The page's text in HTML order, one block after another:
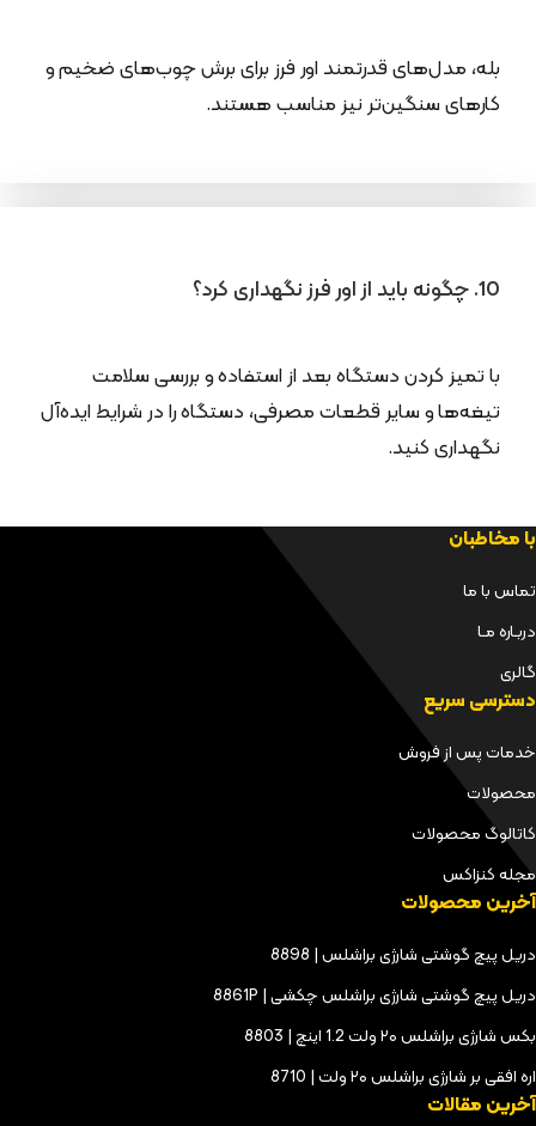
بله، مدل‌های قدرتمند اور فرز برای برش چوب‌های ضخیم و
کارهای سنگین‌تر نیز مناسب هستند.
10. چگونه باید از اور فرز نگهداری کرد؟
با تمیز کردن دستگاه بعد از استفاده و بررسی سلامت
تیغه‌ها و سایر قطعات مصرفی، دستگاه را در شرایط ایده‌آل
نگهداری کنید.
با مخاطبان
تماس با ما
دربـاره مـا
گالری
دسترسی سریع
خدمات پس از فروش
محصولات
کاتالوگ محصولات
مجله کنزاکس
آخرین محصولات
دریل پیچ گوشتی شارژی براشلس | 8898
دریل پیچ گوشتی شارژی براشلس چکشی | 8861P
بکس شارژی براشلس ۲۰ ولت 1.2 اینچ | 8803
اره افقی بر شارژی براشلس ۲۰ ولت | 8710
آخرین مقالات